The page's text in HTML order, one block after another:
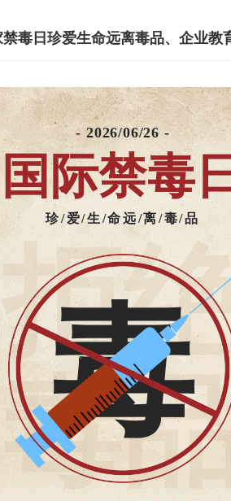
拒
毒
毒
- 2026/06/26 -
国际禁毒
珍/爱/生/命远/离/毒/品